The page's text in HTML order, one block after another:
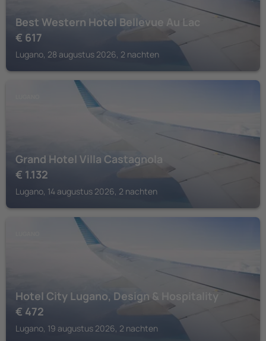
Best Western Hotel Bellevue Au Lac
€ 617
Lugano, 28 augustus 2026, 2 nachten
Grand Hotel Villa Castagnola
€ 1.132
Lugano, 14 augustus 2026, 2 nachten
Hotel City Lugano, Design & Hospitality
€ 472
Lugano, 19 augustus 2026, 2 nachten